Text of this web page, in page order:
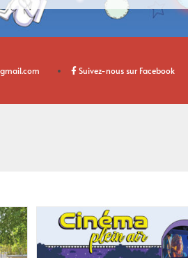
Suivez-nous sur Facebook